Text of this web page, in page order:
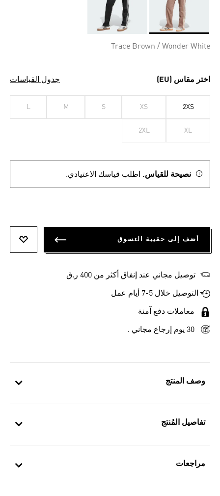
وصف المنتج
تفاصيل المُنتج
مراجعات
Trace Brown / Wonder White
اختر مقاس (EU) جدول القياسات
2XS
XS
S
M
L
XL
2XL
نصيحة للقياس. اطلب قياسك الاعتيادي.
أضف إلى حقيبة التسوق
توصيل مجاني عند إنفاق أكثر من 400 ر.ق
التوصيل خلال 5-7 أيام عمل
معاملات دفع آمنة